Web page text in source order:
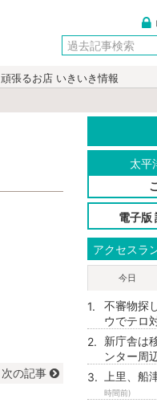
頑張るお店 いきいき情報
次の記事
太平
電子版
アクセスラ
今日
不審物探
ウでテロ
新庁舎は
ンター周
上里、
時間前)